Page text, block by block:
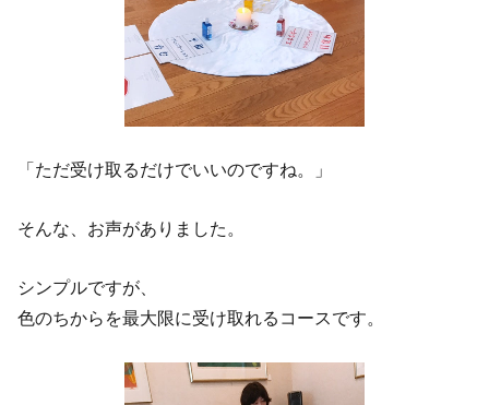
「ただ受け取るだけでいいのですね。」
そんな、お声がありました。
シンプルですが、
色のちからを最大限に受け取れるコースです。